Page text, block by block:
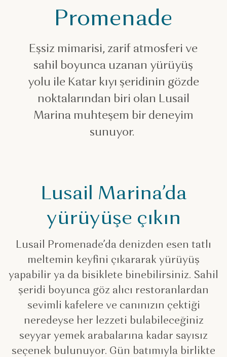
Romantik yerlerPromenade
Eşsiz mimarisi, zarif atmosferi ve
sahil boyunca uzanan yürüyüş
yolu ile Katar kıyı şeridinin gözde
noktalarından biri olan Lusail
Marina muhteşem bir deneyim
sunuyor.
Lusail Marina’da
yürüyüşe çıkın
Lusail Promenade’da denizden esen tatlı
meltemin keyfini çıkararak yürüyüş
yapabilir ya da bisiklete binebilirsiniz. Sahil
şeridi boyunca göz alıcı restoranlardan
sevimli kafelere ve canınızın çektiği
neredeyse her lezzeti bulabileceğiniz
seyyar yemek arabalarına kadar sayısız
seçenek bulunuyor. Gün batımıyla birlikte